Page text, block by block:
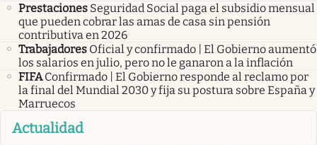
Prestaciones Seguridad Social paga el subsidio mensual
que pueden cobrar las amas de casa sin pensión
contributiva en 2026
Trabajadores Oficial y confirmado | El Gobierno aumentó
los salarios en julio, pero no le ganaron a la inflación
FIFA Confirmado | El Gobierno responde al reclamo por
la final del Mundial 2030 y fija su postura sobre España y
Marruecos
Actualidad